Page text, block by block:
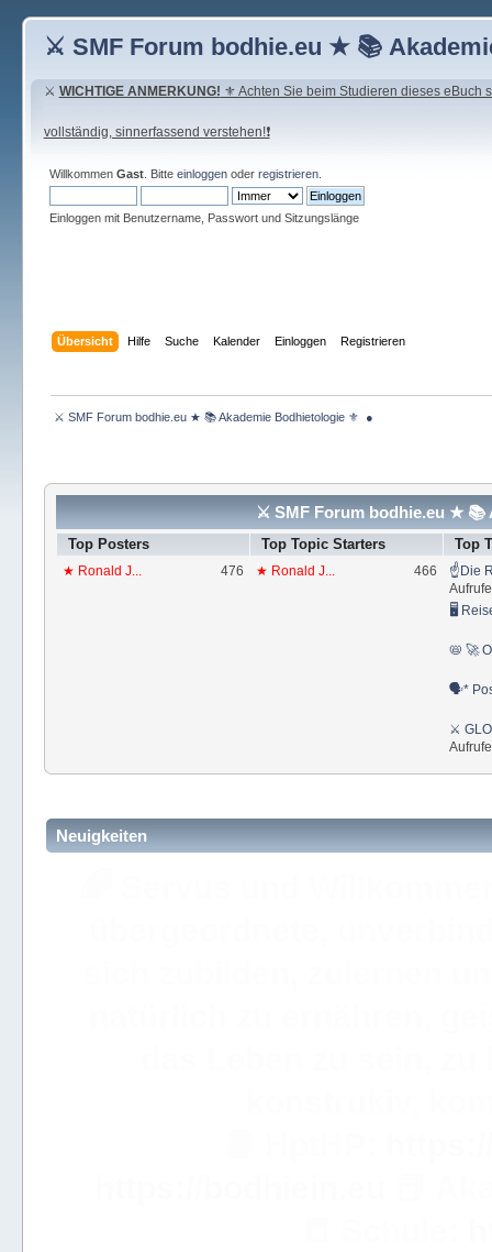
⚔ SMF Forum bodhie.eu ★ 📚
⚔ WICHTIGE ANMERKUNG! ⚜ Achten Sie beim Studieren dieses eBuch
vollständig, sinnerfassend verstehen!❗
Willkommen Gast. Bitte einloggenoder registrieren.
Einloggen mit Benutzername, Passwort und Sitzungslänge
Übersicht Hilfe Suche Kalender Einloggen Registrieren
⚔ SMF Forum bodhie.eu ★ 📚 Akademie Bodhietologie ⚜  ●
⚔ SMF Forum bodhie.eu ★ 📚
Top Posters Top Topic Starters Top
★ Ronald J... 476 ★ Ronald J... 466
☝Die
Aufrufe
🖥
📛 🚀
🗣*
⚔
Aufrufe
Neuigkeiten